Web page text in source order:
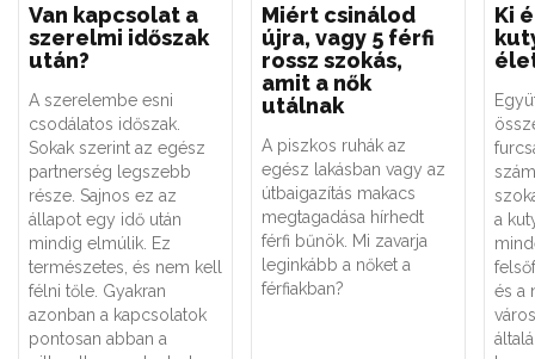
Van kapcsolat a
szerelmi időszak
után?
A szerelembe esni
csodálatos időszak.
Sokak szerint az egész
partnerség legszebb
része. Sajnos ez az
állapot egy idő után
mindig elmúlik. Ez
természetes, és nem kell
félni tőle. Gyakran
azonban a kapcsolatok
pontosan abban a
Miért csinálod
újra, vagy 5 férfi
rossz szokás,
amit a nők
utálnak
A piszkos ruhák az
egész lakásban vagy az
útbaigazítás makacs
megtagadása hírhedt
férfi bűnök. Mi zavarja
leginkább a nőket a
férfiakban?
Ki
a
és a